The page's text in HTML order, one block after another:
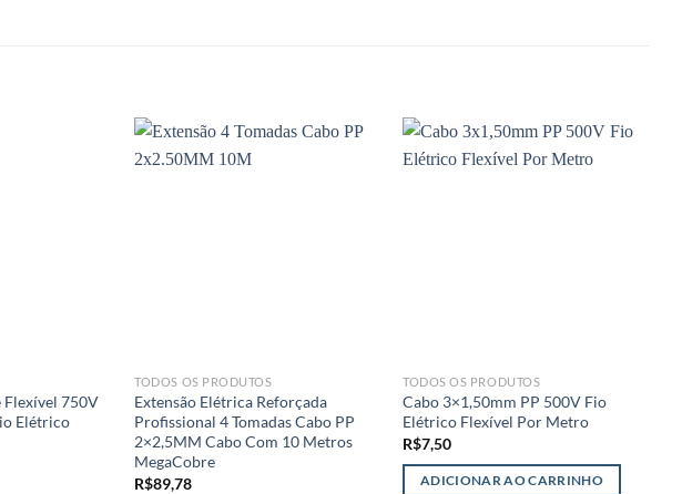
Flexível 750V
Elétrico
TODOS OS PRODUTOS
Extensão Elétrica Reforçada
Profissional 4 Tomadas Cabo PP
2×2,5MM Cabo Com 10 Metros
MegaCobre
R$89,78
TODOS OS PRODUTOS
Cabo 3×1,50mm PP 500V Fio
Elétrico Flexível Por Metro
R$7,50
ADICIONAR AO CARRINHO